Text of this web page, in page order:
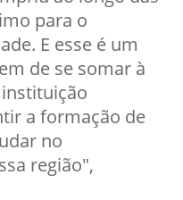
para o
E esse é um
de se somar à
a formação de
no
região",